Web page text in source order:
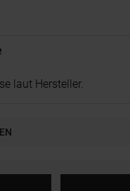
laut Hersteller.